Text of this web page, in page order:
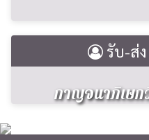
รับ-ส่ง
กาญจนาภิเษ